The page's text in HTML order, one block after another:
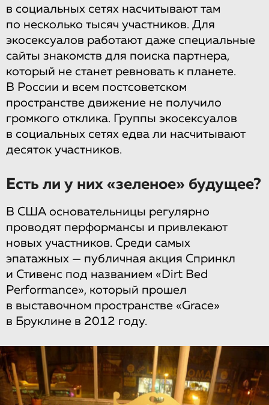
в социальных сетях насчитывают там
по несколько тысяч участников. Для
экосексуалов работают даже специальные
сайты знакомств для поиска партнера,
который не станет ревновать к планете.
В России и всем постсоветском
пространстве движение не получило
громкого отклика. Группы экосексуалов
в социальных сетях едва ли насчитывают
десяток участников.
Есть ли у них «зеленое» будущее?
В США основательницы регулярно
проводят перформансы и привлекают
новых участников. Среди самых
эпатажных — публичная акция Спринкл
и Стивенс под названием «Dirt Bed
Performance», который прошел
в выставочном пространстве «Grace»
в Бруклине в 2012 году.